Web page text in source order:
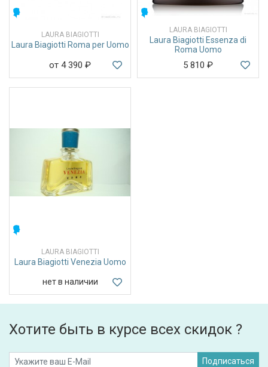
LAURA BIAGIOTTI
Laura Biagiotti Roma per Uomo
от 4 390 ₽
МУЖСКИЕ
LAURA BIAGIOTTI
Laura Biagiotti Essenza di
Roma Uomo
5 810 ₽
LAURA BIAGIOTTI
Laura Biagiotti Venezia Uomo
нет в наличии
Хотите быть в курсе всех скидок ?
Подписаться